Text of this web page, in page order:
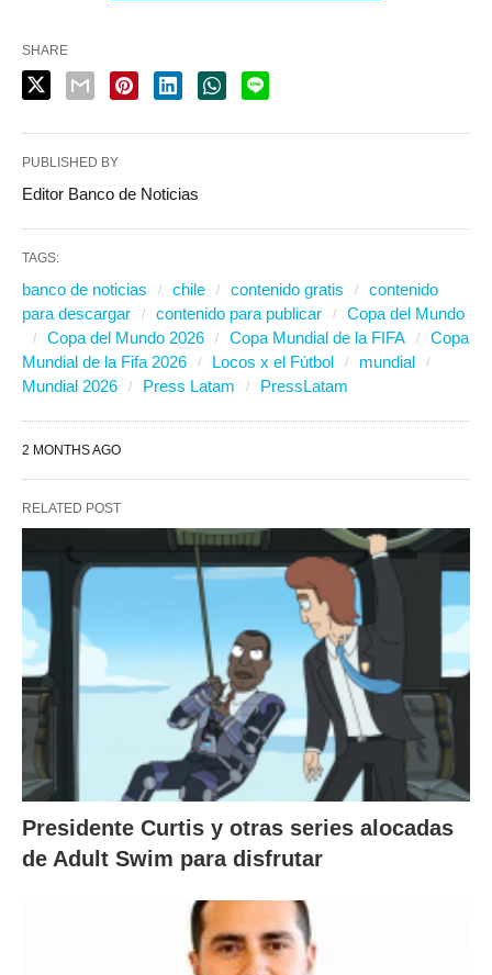
SHARE
PUBLISHED BY
Editor Banco de Noticias
TAGS:
banco de noticias chile contenido gratis
contenido
para descargar
contenido para publicar
Copa del Mundo
Copa del Mundo 2026
Copa Mundial de la FIFA
Copa
Mundial de la Fifa 2026
Locos x el Fútbol
mundial
Mundial 2026
Press Latam PressLatam
2 MONTHS AGO
RELATED POST
Presidente Curtis y otras series alocadas
de Adult Swim para disfrutar